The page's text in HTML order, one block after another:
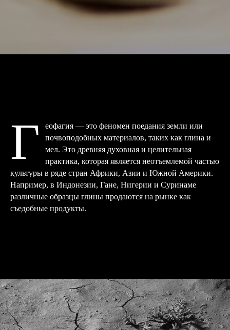
Г
еофагия — это феномен поедания земли или
почвоподобных материалов, таких как глина и
мел. Это древняя духовная и целительная
практика, которая является неотъемлемой частью
культуры в ряде стран Африки, Азии и Южной Америки.
Например, в Индонезии, Гане, Нигерии и Суринаме
различные образцы глины продаются на рынке как
съедобные продукты.